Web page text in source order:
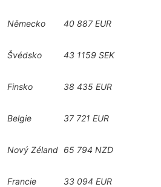
Německo 40 887 EUR
Švédsko 43 1159 SEK
Finsko 38 435 EUR
Belgie 37 721 EUR
Nový Zéland 65 794 NZD
Francie 33 094 EUR